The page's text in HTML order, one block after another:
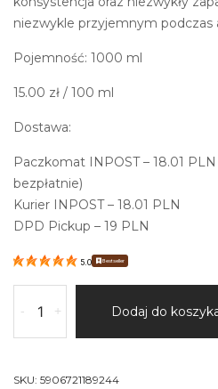
niezwykle przyjemnym podczas
Pojemność: 1000 ml
15.00 zł / 100 ml
Dostawa:
Paczkomat INPOST – 18.01
bezpłatnie)
Kurier INPOST – 18.01 PLN
DPD Pickup – 19 PLN
5.0 Bestseller
Masło
do
z
+
- Dodaj do
SKU: 5906721189244